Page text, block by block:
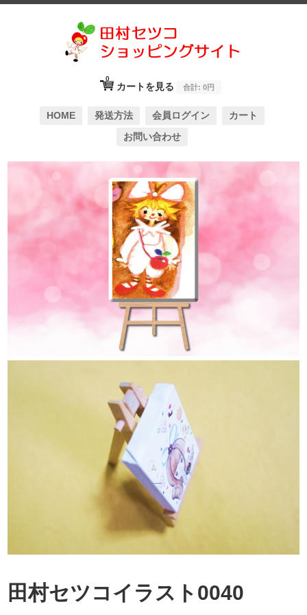
カートを見る
0
合計: 0円
HOME 発送方法 会員ログイン カート
お問い合わせ
田村セツコイラスト0040